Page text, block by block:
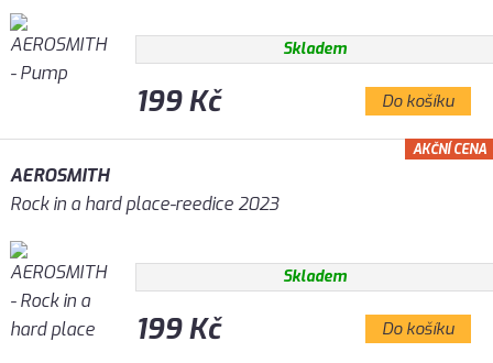
Skladem
199 Kč Do košíku
AEROSMITH
Rock in a hard place-reedice 2023
Skladem
199 Kč Do košíku
AKČNÍ CENA